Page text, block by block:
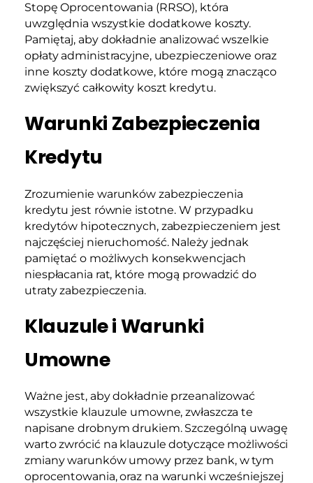
Stopę Oprocentowania (RRSO), która
uwzględnia wszystkie dodatkowe koszty.
Pamiętaj, aby dokładnie analizować wszelkie
opłaty administracyjne, ubezpieczeniowe oraz
inne koszty dodatkowe, które mogą znacząco
zwiększyć całkowity koszt kredytu.
Warunki Zabezpieczenia
Kredytu
Zrozumienie warunków zabezpieczenia
kredytu jest równie istotne. W przypadku
kredytów hipotecznych, zabezpieczeniem jest
najczęściej nieruchomość. Należy jednak
pamiętać o możliwych konsekwencjach
niespłacania rat, które mogą prowadzić do
utraty zabezpieczenia.
Klauzule i Warunki
Umowne
Ważne jest, aby dokładnie przeanalizować
wszystkie klauzule umowne, zwłaszcza te
napisane drobnym drukiem. Szczególną uwagę
warto zwrócić na klauzule dotyczące możliwości
zmiany warunków umowy przez bank, w tym
oprocentowania, oraz na warunki wcześniejszej